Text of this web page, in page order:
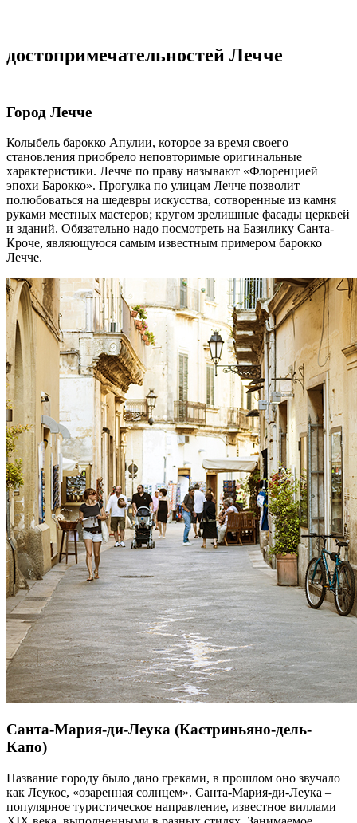
достопримечательностей Лечче
Город Лечче
Колыбель барокко Апулии, которое за время своего
становления приобрело неповторимые оригинальные
характеристики. Лечче по праву называют «Флоренцией
эпохи Барокко». Прогулка по улицам Лечче позволит
полюбоваться на шедевры искусства, сотворенные из камня
руками местных мастеров; кругом зрелищные фасады церквей
и зданий. Обязательно надо посмотреть на Базилику Санта-
Кроче, являющуюся самым известным примером барокко
Лечче.
Санта-Мария-ди-Леука (Кастриньяно-дель-
Капо)
Название городу было дано греками, в прошлом оно звучало
как Леукос, «озаренная солнцем». Санта-Мария-ди-Леука –
популярное туристическое направление, известное виллами